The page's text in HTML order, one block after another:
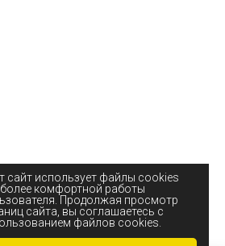
сайт использует файлы cookies
более комфортной работы
Продолжая просмотр
сайта, вы соглашаетесь с
файлов cookies.